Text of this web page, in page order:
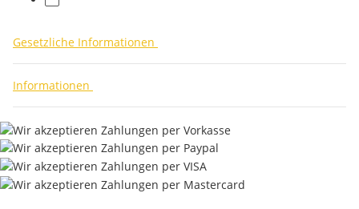
facebook
Gesetzliche Informationen
Informationen